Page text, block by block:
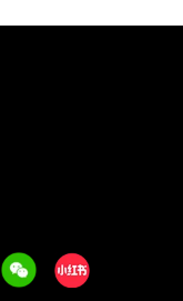
WeechatXiaohongshu/